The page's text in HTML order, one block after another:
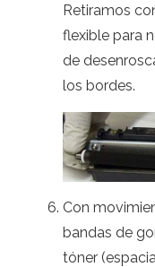
Retiramos
flexible para
de
los bordes.
Con
bandas de
tóner